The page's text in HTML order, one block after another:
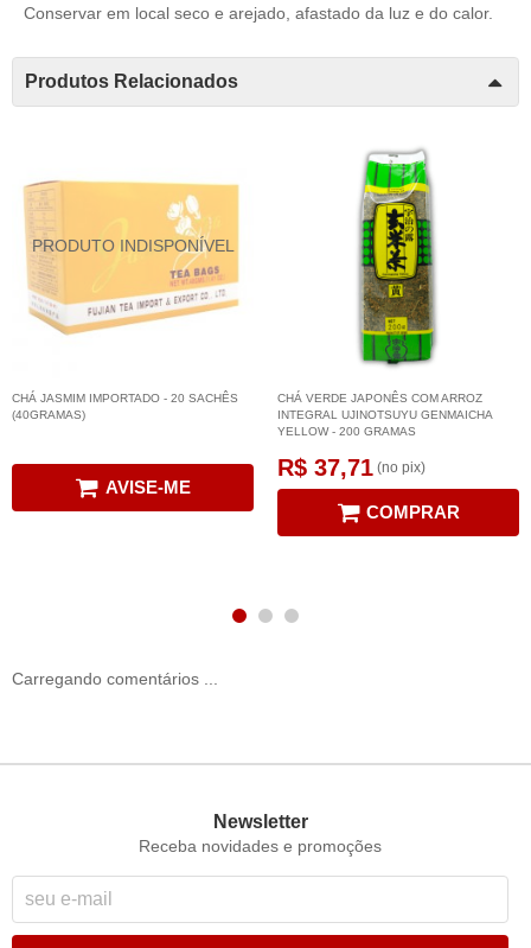
Conservar em local seco e arejado, afastado da luz e do calor.
Produtos Relacionados
CHÁ JASMIM IMPORTADO - 20 SACHÊS
(40GRAMAS)
AVISE-ME
CHÁ VERDE JAPONÊS COM ARROZ
INTEGRAL UJINOTSUYU GENMAICHA
YELLOW - 200 GRAMAS
R$ 37,71 (no pix)
COMPRAR
Carregando comentários ...
Newsletter
Receba novidades e promoções